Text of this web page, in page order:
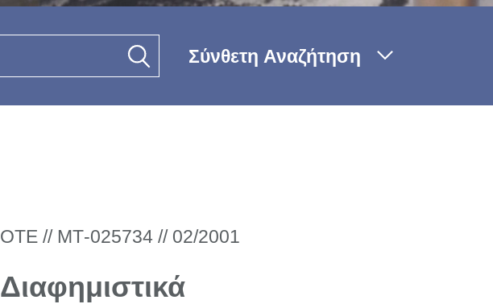
Σύνθετη Αναζήτηση
ΟΤΕ // ΜΤ-025734 // 02/2001
Διαφημιστικά